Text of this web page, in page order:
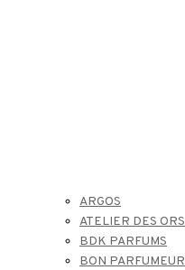
ARGOS
ATELIER DES ORS
BDK PARFUMS
BON PARFUMEUR